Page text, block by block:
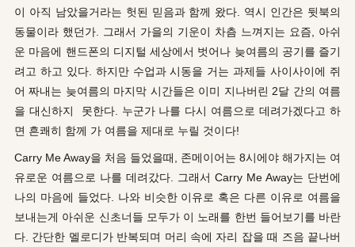
이 아직 남았을거라는 헛된 믿음과 함께 왔다. 역시 인간은 뒷북의
동물이라 했던가. 그래서 가을의 기운이 차츰 느껴지는 요즘, 아쉬
운 마음에 핸드폰의 디지털 세상에서 벗어나 늦여름의 공기를 즐기
려고 하고 있다. 하지만 수업과 시동을 거는 과제들 사이사이에 쥐
어 짜내는 늦여름의 마지막 시간들은 이미 지나버린 2달 간의 여름
을 대신하지 못한다. 누군가 나를 다시 여름으로 데려가겠다고 하
면 흔쾌히 함께 가 여름을 제대로 누릴 것이다!
Carry Me Away을 처음 들었을때, 존메이어는 8시에야 해가지는 여
유로운 여름으로 나를 데려갔다. 그래서 Carry Me Away는 단번에
나의 마음에 들었다. 나와 비슷한 이유로 혹은 다른 이유로 여름을
보내는게 아쉬운 신초너들 모두가 이 노래를 한번 들어보기를 바란
다. 간단한 멜로디가 반복되며 머리 속에 자리 잡을 때 즈음 끝나버